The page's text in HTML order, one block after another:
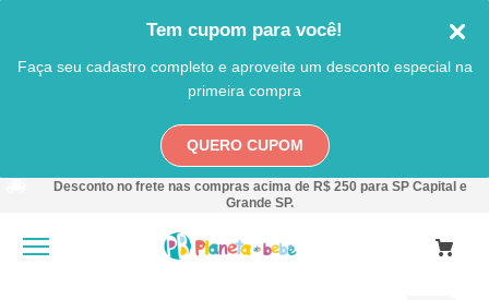
Tem cupom para você!
Faça seu cadastro completo e aproveite um desconto especial na
primeira compra
QUERO CUPOM
Desconto no frete nas compras acima de R$ 250 para SP Capital e
Grande SP.